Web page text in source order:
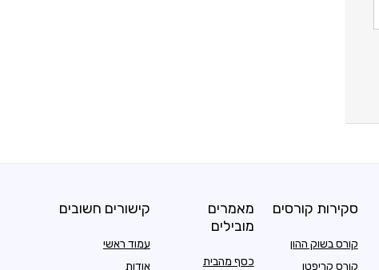
סקירות קורסים
קורס בשוק ההון
קורס קריפטו
מאמרים
מובילים
כסף מהבית
קישורים חשובים
עמוד ראשי
אודות